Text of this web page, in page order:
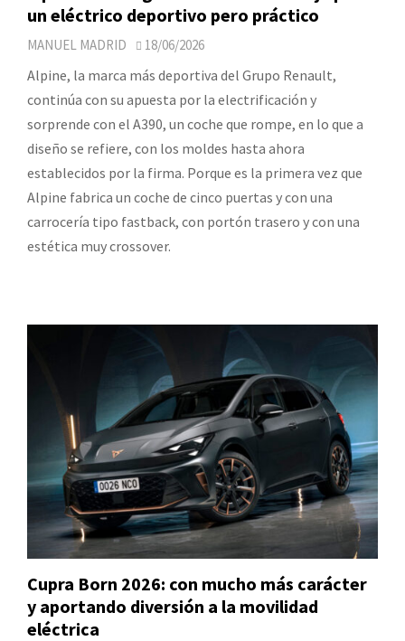
un eléctrico deportivo pero práctico
MANUEL MADRID 18/06/2026
Alpine, la marca más deportiva del Grupo Renault,
continúa con su apuesta por la electrificación y
sorprende con el A390, un coche que rompe, en lo que a
diseño se refiere, con los moldes hasta ahora
establecidos por la firma. Porque es la primera vez que
Alpine fabrica un coche de cinco puertas y con una
carrocería tipo fastback, con portón trasero y con una
estética muy crossover.
Cupra Born 2026: con mucho más carácter
y aportando diversión a la movilidad
eléctrica